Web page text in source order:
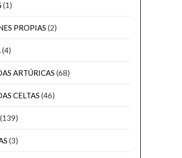
(1)
PROPIAS (2)
(4)
ARTÚRICAS (68)
CELTAS (46)
(3)